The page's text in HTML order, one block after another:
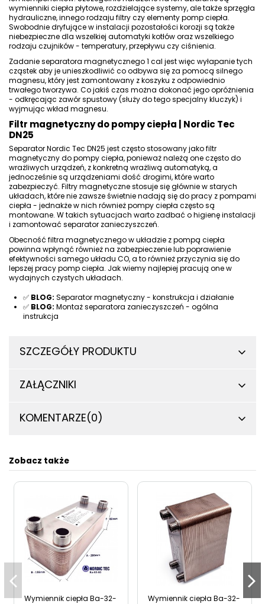
wymienniki ciepła płytowe, rozdzielające systemy, ale takżesprzęgła
hydrauliczne, innego rodzaju filtry czy elementy pomp ciepła.
Swobodnie dryfujące w instalacji pozostałości korozji są także
niebezpieczne dla wszelkiej automatyki kotłów oraz wszelkiego
rodzaju czujników - temperatury, przepływu czy ciśnienia.
Zadanie separatora magnetycznego 1 cal jest więc wyłapanie tych
cząstek aby je unieszkodliwić co odbywa się za pomocą silnego
magnesu, który jest zamontowany z koszyku z odpowiednio
trwałego tworzywa. Co jakiś czas można dokonać jego opróżnienia
- odkręcając zawór spustowy (służy do tego specjalny kluczyk) i
wyjmując wkład magnesu.
Filtr magnetyczny do pompy ciepła | Nordic Tec
DN25
Separator Nordic Tec DN25 jest często stosowany jakofiltr
magnetyczny do pompy ciepła, ponieważ należą one często do
wrażliwych urządzeń, z konkretną wrażliwą automatyką, a
jednocześnie są urządzeniami dość drogimi, które warto
zabezpieczyć. Filtry magnetyczne stosuje się głównie w starych
układach, które nie zawsze świetnie nadają się do pracy z pompami
ciepła - jednakże w nich również pompy ciepła często są
montowane. W takich sytuacjach warto zadbać o higienę instalacji
i zamontować separator zanieczyszczeń.
Obecność filtra magnetycznego w układzie z pompą ciepła
powinna wpłynąć również na zabezpieczenie lub poprawienie
efektywności samego układu CO, a to również przyczynia się do
lepszej pracy pomp ciepła. Jak wiemy najlepiej pracują one w
wydajnych czystych układach.
✅ BLOG: Separator magnetyczny - konstrukcja i działanie
✅ BLOG: Montaż separatora zanieczyszczeń - ogólna
instrukcja
SZCZEGÓŁY PRODUKTU
ZAŁĄCZNIKI
KOMENTARZE(0)
Zobacz także
Wymiennik ciepła Ba-32-
Wymiennik ciepła Ba-32-